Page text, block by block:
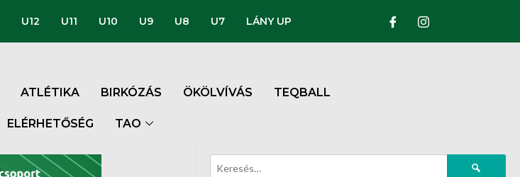
U12 U11 U10 U9 U8 U7 LÁNY UP
ATLÉTIKA BIRKÓZÁS ÖKÖLVÍVÁS TEQBALL
ELÉRHETŐSÉG TAO